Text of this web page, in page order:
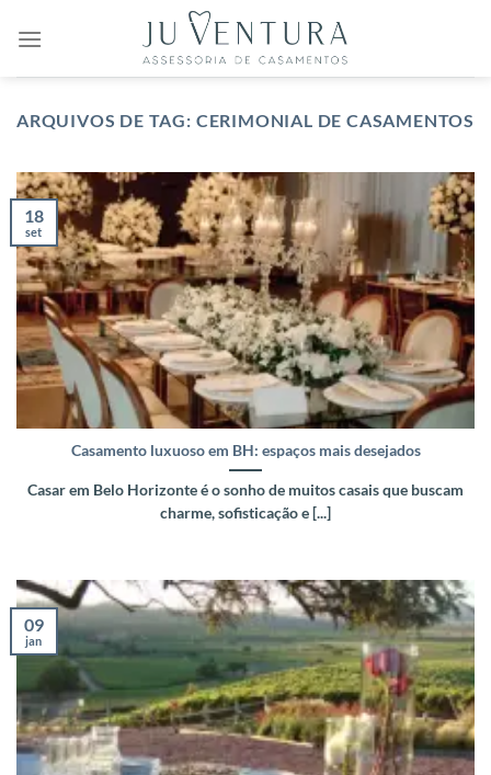
ARQUIVOS DE TAG: CERIMONIAL DE CASAMENTOS
Casamento luxuoso em BH: espaços mais desejados
Casar em Belo Horizonte é o sonho de muitos casais que buscam
charme, sofisticação e [...]
18
set
09
jan